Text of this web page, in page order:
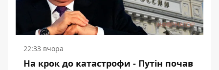
22:33 вчора
На крок до катастрофи - Путін почав